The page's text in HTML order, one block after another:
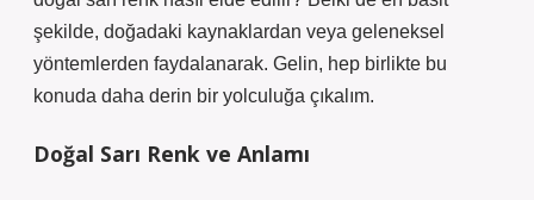
şekilde, doğadaki kaynaklardan veya geleneksel
yöntemlerden faydalanarak. Gelin, hep birlikte bu
konuda daha derin bir yolculuğa çıkalım.
Doğal Sarı Renk ve Anlamı